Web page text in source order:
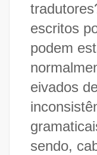
escritos
podem
eivados
sendo,